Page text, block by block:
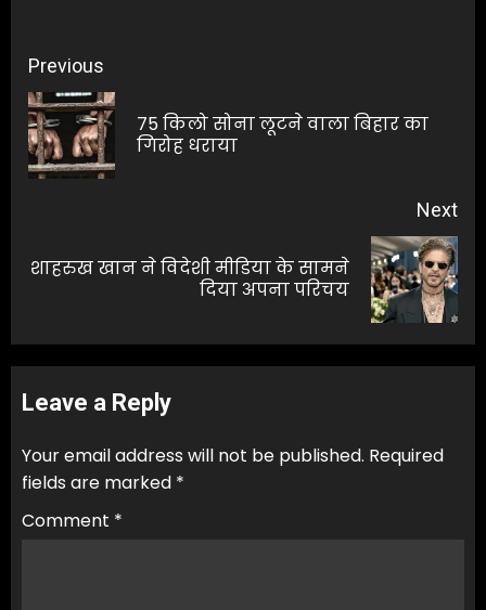
Post
navigation
Previous
75 किलो सोना लूटने वाला बिहार का
गिरोह धराया
Next
Next
शाहरुख खान ने विदेशी मीडिया के सामने
दिया अपना परिचय
Leave a Reply
Your email address will not be published. Required
fields are marked *
Comment *